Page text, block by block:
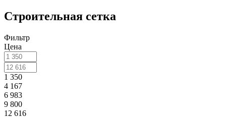
Строительная сетка
Фильтр
Цена
1 350
4 167
6 983
9 800
12 616